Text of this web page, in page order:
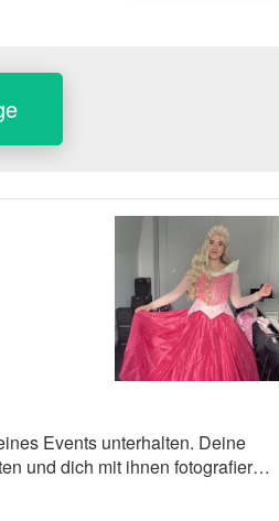
für die Einräumung der
Events unterhalten. Deine
und dich mit ihnen fotografieren